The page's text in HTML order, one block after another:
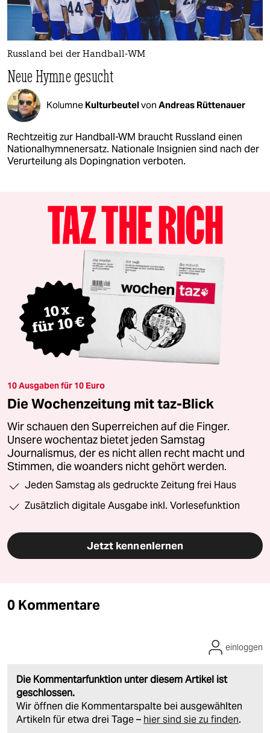
Russland bei der Handball-WM
Neue Hymne gesucht
Kolumne Kulturbeutelvon Andreas Rüttenauer
Rechtzeitig zur Handball-WM braucht Russland einen
Nationalhymnenersatz. Nationale Insignien sind nach der
Verurteilung als Doping­nation verboten.
10 Ausgaben für 10 Euro
Die Wochenzeitung mit taz-Blick
Wir schauen den Superreichen auf die Finger.
Unsere wochentaz bietet jeden Samstag
Journalismus, der es nicht allen recht macht und
Stimmen, die woanders nicht gehört werden.
Jeden Samstag als gedruckte Zeitung frei Haus
Zusätzlich digitale Ausgabe inkl. Vorlesefunktion
Jetzt kennenlernen
0 Kommentare
Die Kommentarfunktion unter diesem Artikel ist
geschlossen.
Wir öffnen die Kommentarspalte bei ausgewählten
Artikeln für etwa drei Tage – hier sind sie zu finden.
einloggen